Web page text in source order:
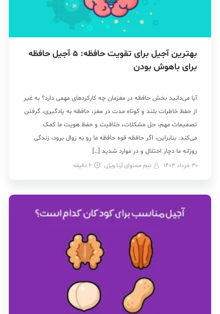
بهترین آجیل برای تقویت حافظه: 5 آجیل حافظه
برای باهوش بودن
آیا می‌دانید بخش حافظه در مغزمان چه کارکردهای مهمی دارد؟ به غیر
از حفظ خاطرات بلند و کوتاه مدت در مغز، حافظه به یادگیری، گرفتن
تصمیمات مهم، حل مشکلات، خلاقیت و حفظ هویت ما کمک
می‌کند. بنابراین، اگر حافظه قوه حافظه ما رو به زوال برود، زندگی
روزانه ما دچار اختلال و در موارد شدید […]
30 خرداد 1403 تیم محتوای آرنا ویژن 6 دقیقه